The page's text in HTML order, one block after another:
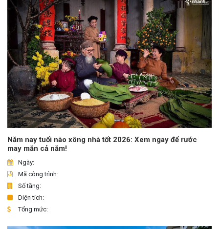
Năm nay tuổi nào xông nhà tốt 2026: Xem ngay để rước
may mắn cả năm!
Ngày:
Mã công trình:
Số tầng:
Diện tích:
Tổng mức: